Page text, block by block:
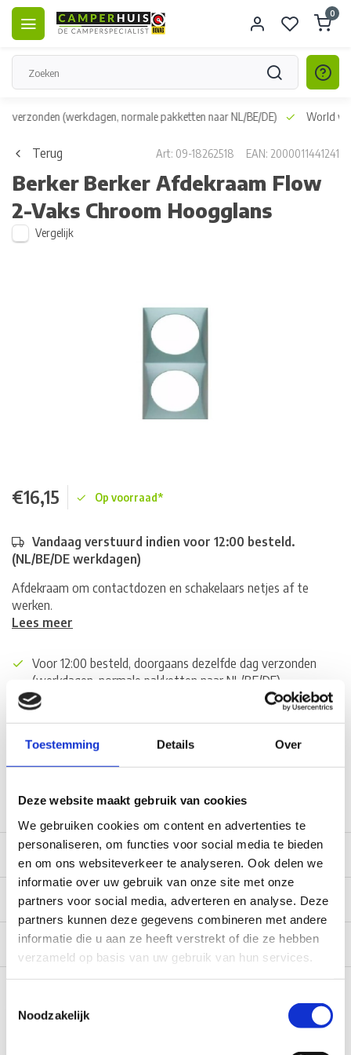
Toestemming Details Over
Deze website maakt gebruik van cookies
We gebruiken cookies om content en advertenties te
personaliseren, om functies voor social media te bieden
en om ons websiteverkeer te analyseren. Ook delen we
informatie over uw gebruik van onze site met onze
partners voor social media, adverteren en analyse. Deze
partners kunnen deze gegevens combineren met andere
informatie die u aan ze heeft verstrekt of die ze hebben
verzameld op basis van uw gebruik van hun services.
Noodzakelijk
0
verzonden (werkdagen, normale pakketten naar NL/BE/DE) World
Terug Art: 09-18262518 EAN: 2000011441241
Berker Berker Afdekraam Flow
2-Vaks Chroom Hoogglans
Vergelijk
€16,15 Op voorraad*
Vandaag verstuurd indien voor 12:00 besteld.
(NL/BE/DE werkdagen)
Afdekraam om contactdozen en schakelaars netjes af te
werken.
Lees meer
Voor 12:00 besteld, doorgaans dezelfde dag verzonden
(werkdagen, normale pakketten naar NL/BE/DE)
World wide shipping (normal size and weight packages)
Gratis verzending vanaf € 100,- naar NL en BE
*Zeer grote magazijnvoorraad direct beschikbaar voor
verzending. Een deel van de artikelen op voorraad in de
service@camperhuis.nl
Beschrijving
Specificaties
Reviews 0/10
Recent bekeken